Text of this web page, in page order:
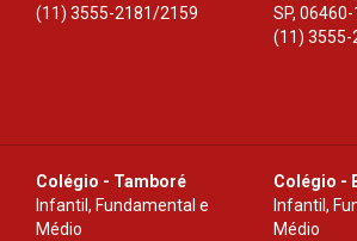
(11) 3555-2181/2159
SP, 06460-
(11) 3555-
Colégio - Tamboré
Infantil, Fundamental e
Médio
Colégio -
Infantil,
Médio